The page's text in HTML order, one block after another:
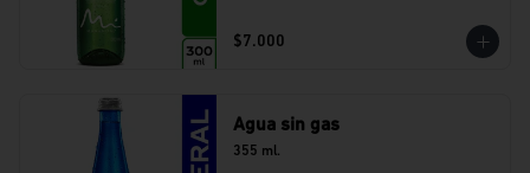
$7.000
Agua sin gas
355 ml.